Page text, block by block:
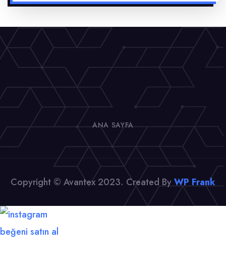
ANA SAYFA
Copyright © Avantex 2023. Created ByWP Frank